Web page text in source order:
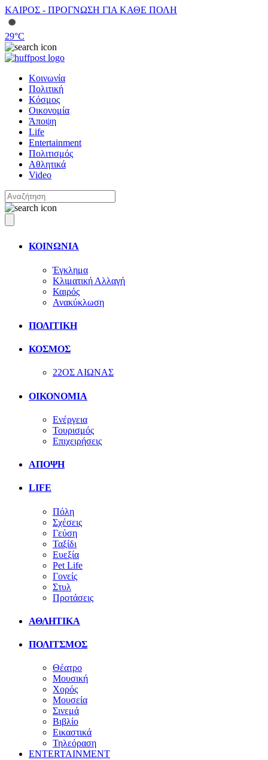
ΚΑΙΡΟΣ - ΠΡΟΓΝΩΣΗ ΓΙΑ ΚΑΘΕ ΠΟΛΗ
29°C
Κοινωνία
Πολιτική
Κόσμος
Οικονομία
Άποψη
Life
Entertainment
Πολιτισμός
Αθλητικά
Video
ΚΟΙΝΩΝΙΑ
Έγκλημα
Κλιματική Αλλαγή
Καιρός
Ανακύκλωση
ΠΟΛΙΤΙΚΗ
ΚΟΣΜΟΣ
22ΟΣ ΑΙΩΝΑΣ
ΟΙΚΟΝΟΜΙΑ
Ενέργεια
Τουρισμός
Επιχειρήσεις
ΑΠΟΨΗ
LIFE
Πόλη
Σχέσεις
Γεύση
Ταξίδι
Ευεξία
Pet Life
Γονείς
Στυλ
Προτάσεις
ΑΘΛΗΤΙΚΑ
ΠΟΛΙΤΣΜΟΣ
Θέατρο
Μουσική
Χορός
Μουσεία
Σινεμά
Βιβλίο
Εικαστικά
Τηλεόραση
ENTERTAINMENT